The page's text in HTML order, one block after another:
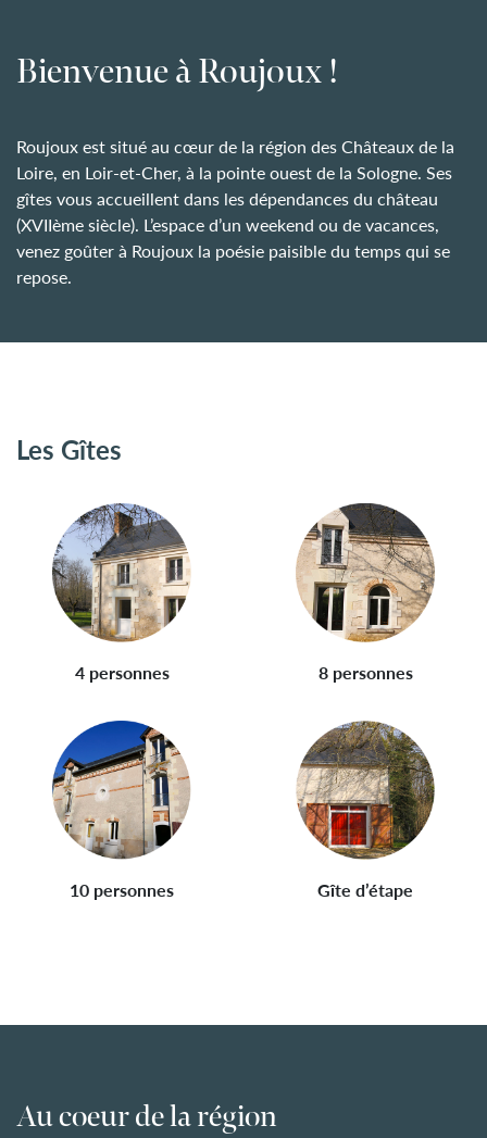
Bienvenue à Roujoux !
Roujoux est situé au cœur de la région des Châteaux de la
Loire, en Loir-et-Cher, à la pointe ouest de la Sologne. Ses
gîtes vous accueillent dans les dépendances du château
(XVIIème siècle). L’espace d’un weekend ou de vacances,
venez goûter à Roujoux la poésie paisible du temps qui se
repose.
Les Gîtes
4 personnes 8 personnes
10 personnes Gîte d’étape
Au coeur de la région